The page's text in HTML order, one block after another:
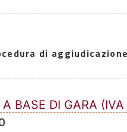
di
A BASE DI GARA